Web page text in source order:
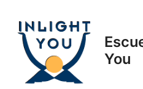
contenido
You
entradas